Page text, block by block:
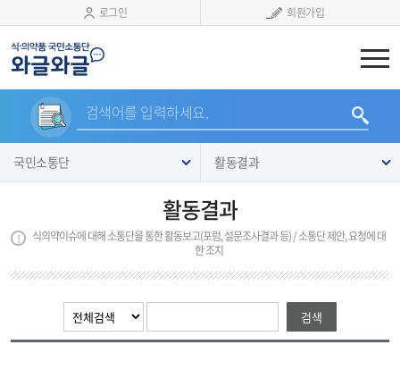
로그인 회원가입
검색어를 입력하세요.
국민소통단 활동결과
활동결과
식의약이슈에 대해 소통단을 통한 활동보고(포럼, 설문조사결과 등) / 소통단 제안, 요청에 대
한 조치